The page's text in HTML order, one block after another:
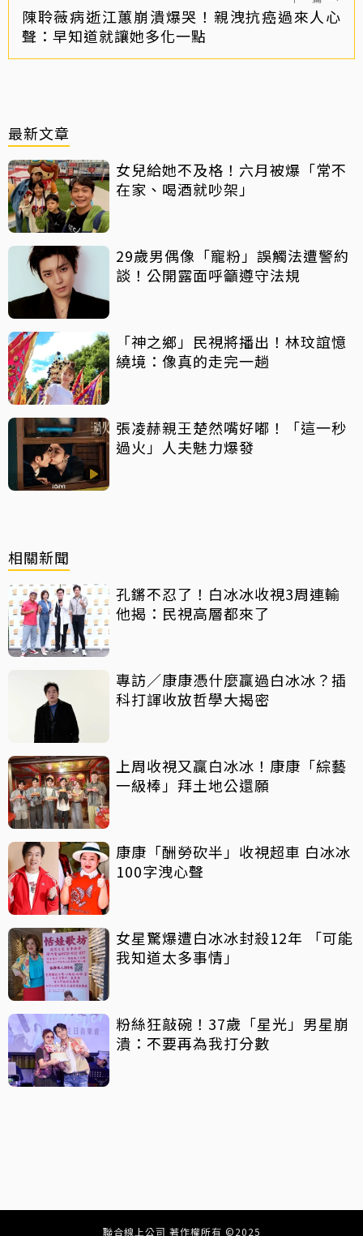
陳聆薇病逝江蕙崩潰爆哭！親洩抗癌過來人心
聲：早知道就讓她多化一點
最新文章
女兒給她不及格！六月被爆「常不
在家、喝酒就吵架」
29歲男偶像「寵粉」誤觸法遭警約
談！公開露面呼籲遵守法規
「神之鄉」民視將播出！林玟誼憶
繞境：像真的走完一趟
張凌赫親王楚然嘴好嘟！「這一秒
過火」人夫魅力爆發
相關新聞
孔鏘不忍了！白冰冰收視3周連輸
他揭：民視高層都來了
專訪／康康憑什麼贏過白冰冰？插
科打諢收放哲學大揭密
上周收視又贏白冰冰！康康「綜藝
一級棒」拜土地公還願
康康「酬勞砍半」收視超車 白冰冰
100字洩心聲
女星驚爆遭白冰冰封殺12年 「可能
我知道太多事情」
粉絲狂敲碗！37歲「星光」男星崩
潰：不要再為我打分數
聯合線上公司 著作權所有 ©2025